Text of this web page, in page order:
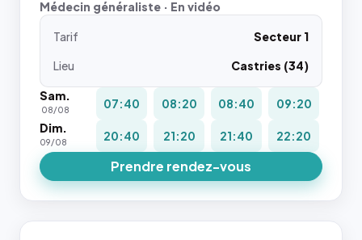
Médecin généraliste · En vidéo
Tarif
Secteur 1
Lieu
Castries (34)
Sam.
08/08 07:40 08:20 08:40
09:20
Dim.
09/08 20:40 21:20 21:40 22:20
Prendre rendez-vous